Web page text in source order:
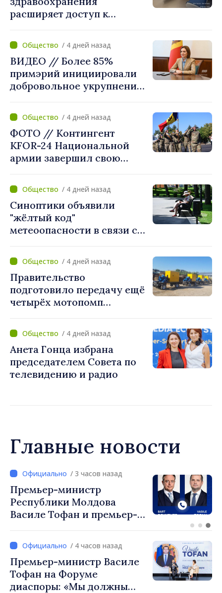
расширяет доступ к
Новоаненской и Сорокской
районных больницах
/ 4 дней назад
ВИДЕО // Более 85%
примэрий инициировали
добровольное укрупнение.
приветствует смелые
решения местных властей:
«Вы поставили интересы
людей на первое место»
/ 4 дней назад
ФОТО // Контингент
KFOR-24 Национальной
армии завершил свою
/ 4 дней назад
Синоптики объявили
"жёлтый код"
метеоопасности в связи с
поднимется до 36°C
/ 4 дней назад
Правительство
подготовило передачу ещё
четырёх мотопомп
предприятию «Apă Canal»
/ 4 дней назад
Анета Гонца избрана
председателем Совета по
телевидению и радио
Главные новости
/ 3 часов назад
Премьер-министр
Республики Молдова
Василе Тофан и премьер-
Вевер обсудили
европейский путь
Республики Молдова
/ 4 часов назад
Премьер-министр Василе
Тофан на Форуме
диаспоры: «Мы должны